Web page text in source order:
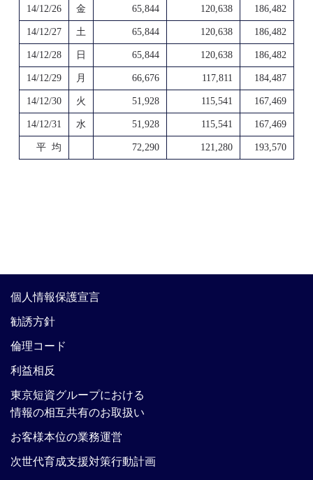
14/12/26 金 65,844 120,638 186,482
14/12/27 土 65,844 120,638 186,482
14/12/28 日 65,844 120,638 186,482
14/12/29 月 66,676 117,811 184,487
14/12/30 火 51,928 115,541 167,469
14/12/31 水 51,928 115,541 167,469
平 均 72,290 121,280 193,570
個人情報保護宣言
勧誘方針
倫理コード
利益相反
東京短資グループにおける
情報の相互共有のお取扱い
お客様本位の業務運営
次世代育成支援対策行動計画